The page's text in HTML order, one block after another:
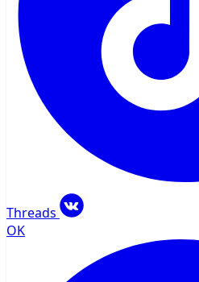
Threads
OK